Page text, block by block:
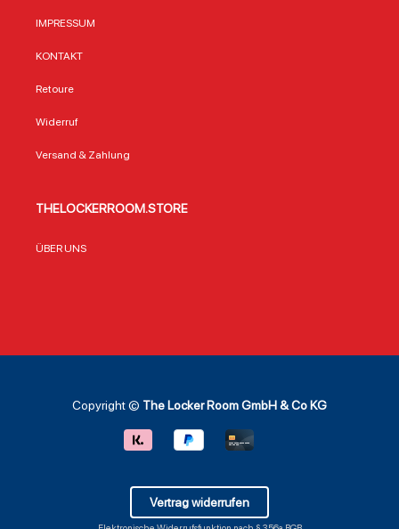
IMPRESSUM
KONTAKT
Retoure
Widerruf
Versand & Zahlung
THELOCKERROOM.STORE
ÜBER UNS
Copyright © The Locker Room GmbH & Co KG
Vertrag widerrufen